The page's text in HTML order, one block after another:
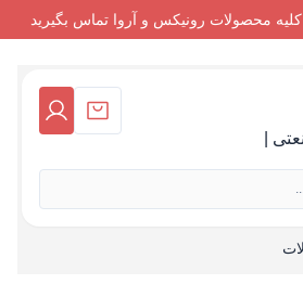
محصولات رونیکس و آروا تماس بگیرید